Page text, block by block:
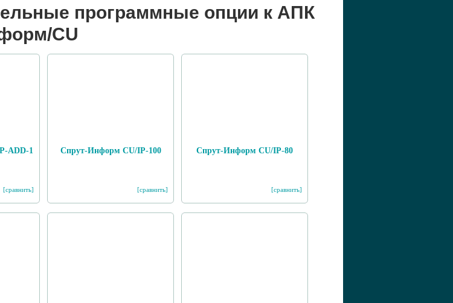
программные опции к АПК
CU
ADD-1
[сравнить]
Спрут-Информ CU/IP-100
[сравнить]
Спрут-Информ CU/IP-80
[сравнить]